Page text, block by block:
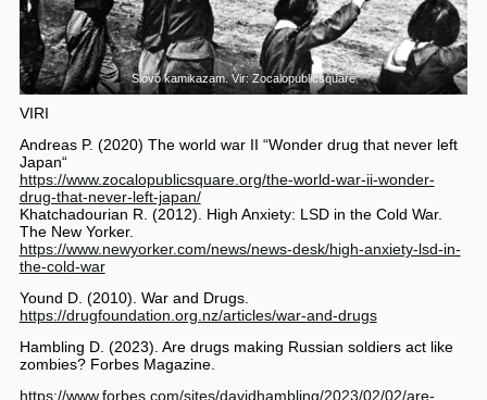
Slovo kamikazam. Vir: Zocalopublicsquare
VIRI
Andreas P. (2020) The world war II “Wonder drug that never left
Japan“
https://www.zocalopublicsquare.org/the-world-war-ii-wonder-
drug-that-never-left-japan/
Khatchadourian R. (2012). High Anxiety: LSD in the Cold War.
The New Yorker.
https://www.newyorker.com/news/news-desk/high-anxiety-lsd-in-
the-cold-war
Yound D. (2010). War and Drugs.
https://drugfoundation.org.nz/articles/war-and-drugs
Hambling D. (2023). Are drugs making Russian soldiers act like
zombies? Forbes Magazine.
https://www.forbes.com/sites/davidhambling/2023/02/02/are-